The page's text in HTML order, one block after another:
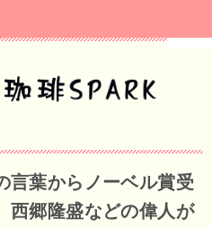
言葉からノーベル賞受
西郷隆盛などの偉人が